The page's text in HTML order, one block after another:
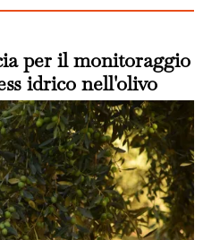
per il monitoraggio
idrico nell'olivo